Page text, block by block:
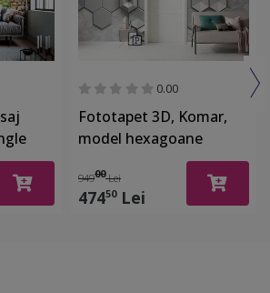
de
0.00
Fototapet 3D, Komar,
model hexagoane
metalice, Komar, gri -
400x250 cm
94900Lei
47450Lei